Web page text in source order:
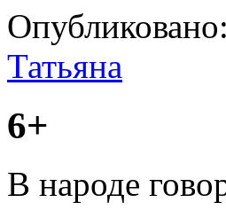
Опубликовано:
Татьяна
6+
В народе